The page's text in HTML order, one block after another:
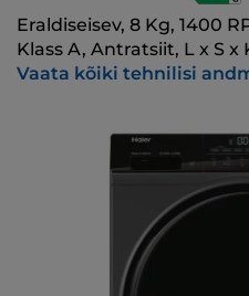
Eraldiseisev, 8 Kg, 1400
Klass A, Antratsiit, L x S x
Vaata kõiki tehnilisi